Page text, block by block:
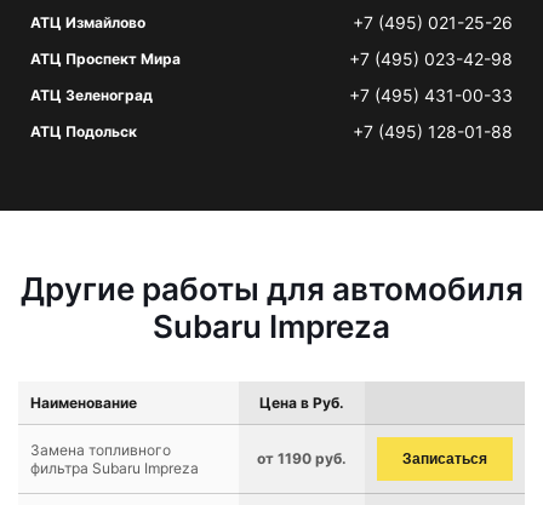
АТЦ Измайлово +7 (495) 021-25-26
АТЦ Проспект Мира +7 (495) 023-42-98
АТЦ Зеленоград +7 (495) 431-00-33
АТЦ Подольск +7 (495) 128-01-88
Другие работы для автомобиля
Subaru Impreza
Наименование Цена в Руб.
Замена топливного
фильтра Subaru Impreza
от 1190 руб. Записаться